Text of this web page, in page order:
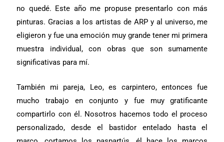
no quedé. Este año me propuse presentarlo con más
pinturas. Gracias a los artistas de ARP y al universo, me
eligieron y fue una emoción muy grande tener mi primera
muestra individual, con obras que son sumamente
significativas para mí.
También mi pareja, Leo, es carpintero, entonces fue
mucho trabajo en conjunto y fue muy gratificante
compartirlo con él. Nosotros hacemos todo el proceso
personalizado, desde el bastidor entelado hasta el